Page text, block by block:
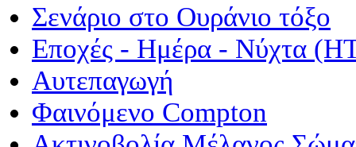
Σενάριο στο Ουράνιο τόξο
Εποχές - Ημέρα - Νύχτα
Αυτεπαγωγή
Φαινόμενο Compton